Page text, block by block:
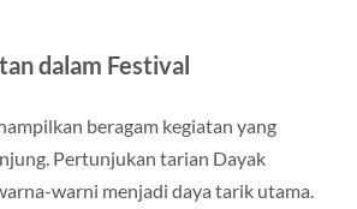
dalam Festival
beragam kegiatan yang
Pertunjukan tarian Dayak
warni menjadi daya tarik utama.